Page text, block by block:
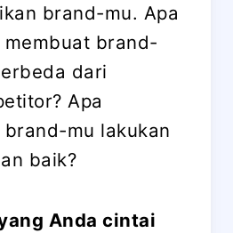
brand-mu. Apa
membuat brand-
dari
Apa
brand-mu lakukan
baik?
Anda cintai